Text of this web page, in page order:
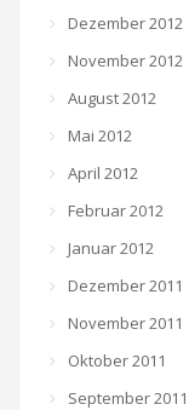
Dezember 2012
November 2012
August 2012
Mai 2012
April 2012
Februar 2012
Januar 2012
Dezember 2011
November 2011
Oktober 2011
September 2011